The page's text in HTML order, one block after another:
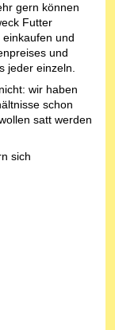
gern können
Futter
und
und
jeder einzeln.
wir haben
schon
satt werden
sich